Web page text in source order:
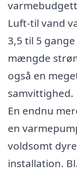
Luft-til vand
3,5 til 5
mængde
også en
samvittighed.
En endnu
en
voldsomt
installation.